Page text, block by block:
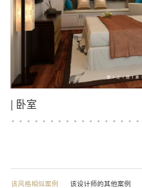
| 卧室
该风格相似案例 该设计师的其他案例